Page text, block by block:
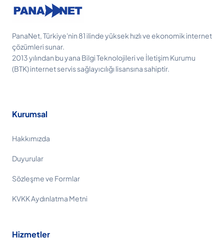
PanaNet, Türkiye'nin 81 ilinde yüksek hızlı ve ekonomik internet
çözümleri sunar.
2013 yılından bu yana Bilgi Teknolojileri ve İletişim Kurumu
(BTK) internet servis sağlayıcılığı lisansına sahiptir.
Kurumsal
Hakkımızda
Duyurular
Sözleşme ve Formlar
KVKK Aydınlatma Metni
Hizmetler